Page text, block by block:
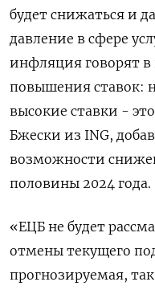
будет снижаться и
давление в сфере
инфляция говорят в
повышения ставок:
высокие ставки -
Бжески из ING,
возможности
половины 2024 года.
«ЕЦБ не будет
отмены текущего
прогнозируемая,